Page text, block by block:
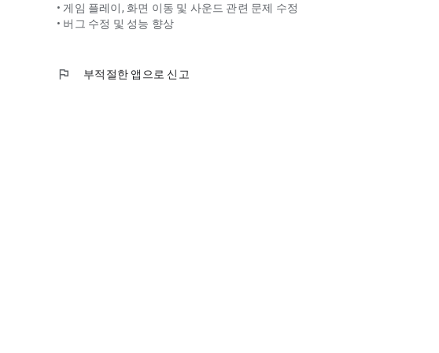
• 게임 플레이, 화면 이동 및 사운드 관련 문제 수정
• 버그 수정 및 성능 향상
flag 부적절한 앱으로 신고